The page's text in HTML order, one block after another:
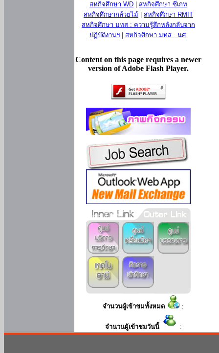
สหกิจศึกษา WD
สหกิจศึกษา ซีเกท
สหกิจศึกษากล้วยไม้
สหกิจศึกษา RMIT
สหกิจศึกษา มทส : ความรู้สึกหลังกลับจาก
ปฏิบัติงานฯ| สหกิจศึกษา มทส : นศ.
Content on this page requires a newer
version of Adobe Flash Player.
จำนวนผู้เข้าชมทั้งหมด :
จำนวนผู้เข้าชมวันนี้ :